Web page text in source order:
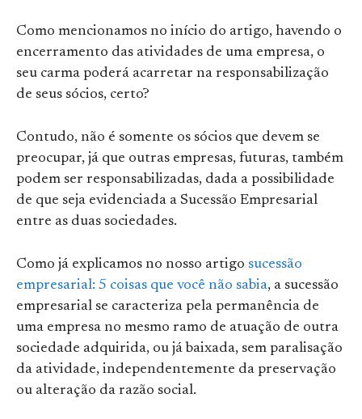
Como mencionamos no início do artigo, havendo o
encerramento das atividades de uma empresa, o
seu carma poderá acarretar na responsabilização
de seus sócios, certo?
Contudo, não é somente os sócios que devem se
preocupar, já que outras empresas, futuras, também
podem ser responsabilizadas, dada a possibilidade
de que seja evidenciada a Sucessão Empresarial
entre as duas sociedades.
Como já explicamos no nosso artigo sucessão
empresarial: 5 coisas que você não sabia, a sucessão
empresarial se caracteriza pela permanência de
uma empresa no mesmo ramo de atuação de outra
sociedade adquirida, ou já baixada, sem paralisação
da atividade, independentemente da preservação
ou alteração da razão social.